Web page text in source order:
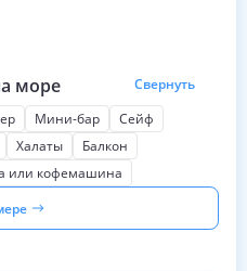
море
Свернуть
Мини-бар
Сейф
Халаты
Балкон
или кофемашина